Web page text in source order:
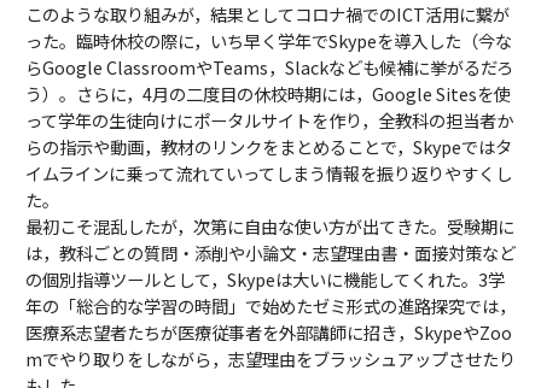
このような取り組みが，結果としてコロナ禍でのICT活用に繋が
った。臨時休校の際に，いち早く学年でSkypeを導入した（今な
らGoogle ClassroomやTeams，Slackなども候補に挙がるだろ
う）。さらに，4月の二度目の休校時期には，Google Sitesを使
って学年の生徒向けにポータルサイトを作り，全教科の担当者か
らの指示や動画，教材のリンクをまとめることで，Skypeではタ
イムラインに乗って流れていってしまう情報を振り返りやすくし
た。
最初こそ混乱したが，次第に自由な使い方が出てきた。受験期に
は，教科ごとの質問・添削や小論文・志望理由書・面接対策など
の個別指導ツールとして，Skypeは大いに機能してくれた。3学
年の「総合的な学習の時間」で始めたゼミ形式の進路探究では，
医療系志望者たちが医療従事者を外部講師に招き，SkypeやZoo
mでやり取りをしながら，志望理由をブラッシュアップさせたり